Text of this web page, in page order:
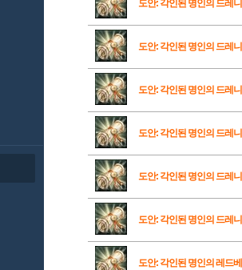
도안: 각인된 명인의 드레
도안: 각인된 명인의 드레
도안: 각인된 명인의 드레
도안: 각인된 명인의 드레
도안: 각인된 명인의 드레
도안: 각인된 명인의 드레
도안: 각인된 명인의 레드